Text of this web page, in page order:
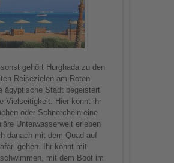
euren
Hurghada-
Urlaub
gehört Hurghada zu den
Reisezielen am Roten
ägyptische Stadt begeistert
Vielseitigkeit. Hier könnt ihr
oder Schnorcheln eine
Unterwasserwelt erleben
danach mit dem Quad auf
gehen. Ihr könnt mit
mit dem Boot im